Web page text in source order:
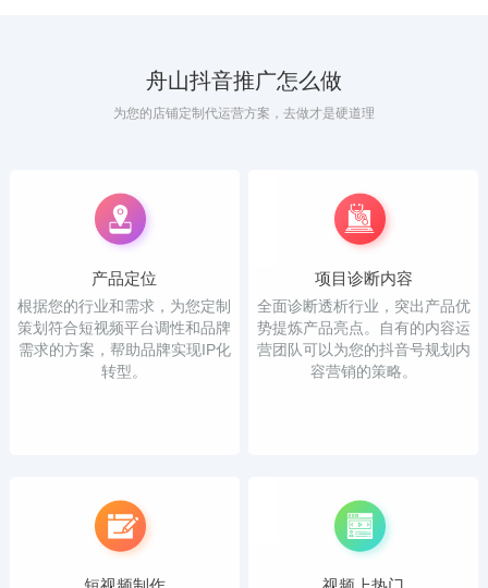
舟山抖音推广怎么做
为您的店铺定制代运营方案，去做才是硬道理
产品定位
根据您的行业和需求，为您定制
策划符合短视频平台调性和品牌
需求的方案，帮助品牌实现IP化
转型。
项目诊断内容
全面诊断透析行业，突出产品优
势提炼产品亮点。自有的内容运
营团队可以为您的抖音号规划内
容营销的策略。